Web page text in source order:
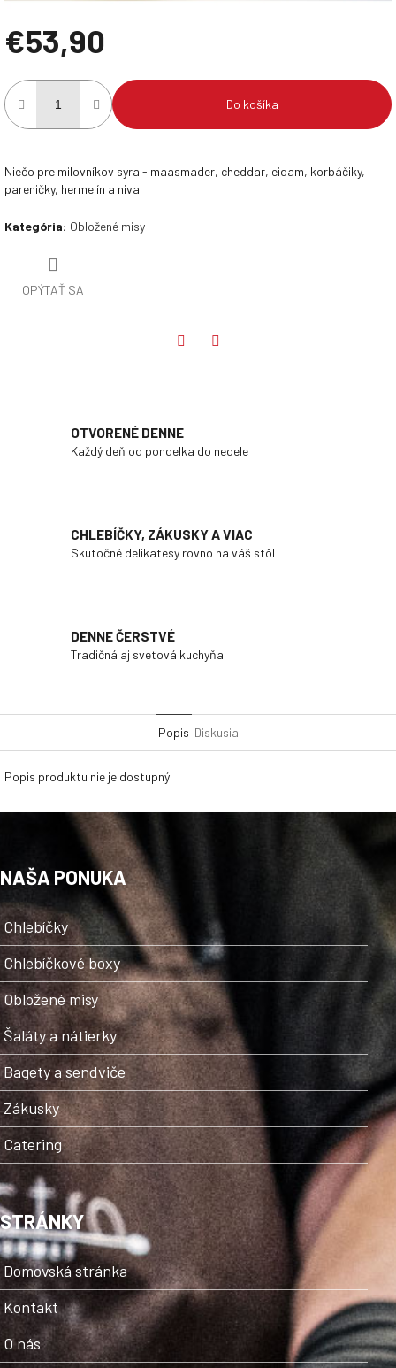
€53,90
cena:
Do košíka
Niečo pre milovníkov syra - maasmader, cheddar, eidam, korbáčiky,
pareničky, hermelín a niva
Kategória: Obložené misy
OPÝTAŤ SA
OTVORENÉ DENNE
Každý deň od pondelka do nedele
CHLEBÍČKY, ZÁKUSKY A VIAC
Skutočné delikatesy rovno na váš stôl
DENNE ČERSTVÉ
Tradičná aj svetová kuchyňa
Popis Diskusia
Popis produktu nie je dostupný
NAŠA PONUKA
Chlebíčky
Chlebíčkové boxy
Obložené misy
Šaláty a nátierky
Bagety a sendviče
Zákusky
Catering
STRÁNKY
Domovská stránka
Kontakt
O nás